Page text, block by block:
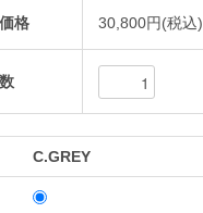
格 30,800円(税込)
C.GREY